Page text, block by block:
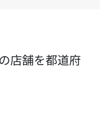
店舗を都道府